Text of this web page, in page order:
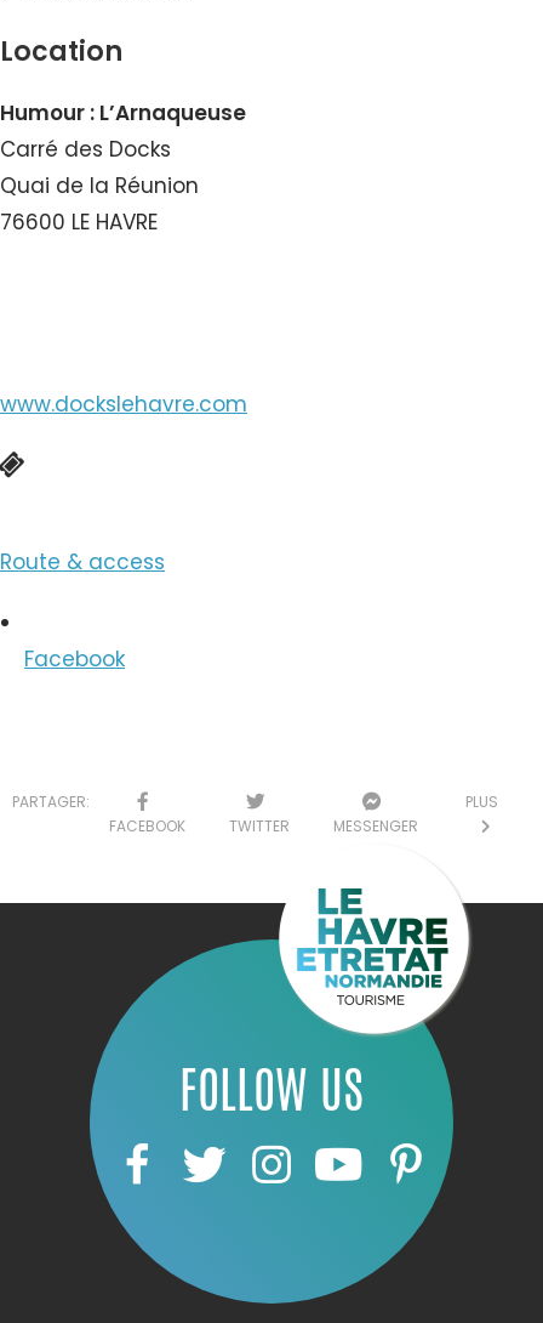
Location
Humour : L’Arnaqueuse
Carré des Docks
Quai de la Réunion
76600 LE HAVRE
www.dockslehavre.com
Online booking
Route & access
Facebook
PARTAGER:
FACEBOOK
TWITTER MESSENGER
PLUS
FOLLOW US